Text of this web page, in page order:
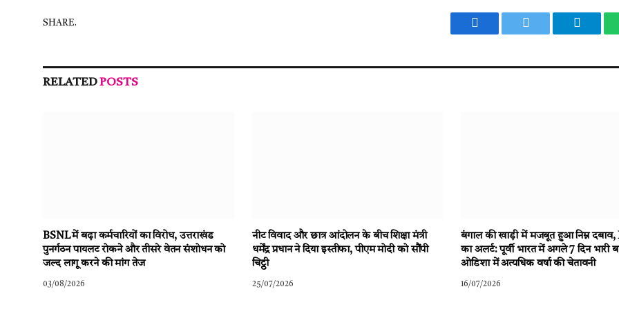
SHARE.
FacebookTwitter
RELATEDPOSTS
BSNL में बढ़ा कर्मचारियों का विरोध, उत्तराखंड
पुनर्गठन पायलट रोकने और तीसरे वेतन संशोधन को
जल्द लागू करने की मांग तेज
03/08/2026
नीट विवाद और छात्र आंदोलन के बीच शिक्षा मंत्री
धर्मेंद्र प्रधान ने दिया इस्तीफा, पीएम मोदी को सौंपी
चिट्ठी
25/07/2026
बंगाल की खाड़ी में मजबूत हुआ निम्न
का अलर्ट: पूर्वी भारत में अगले 7 दिन भारी
ओडिशा में अत्यधिक वर्षा की चेतावनी
16/07/2026